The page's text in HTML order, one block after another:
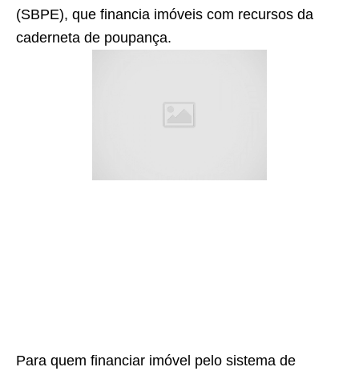
(SBPE), que financia imóveis com recursos da
caderneta de poupança.
Para quem financiar imóvel pelo sistema de